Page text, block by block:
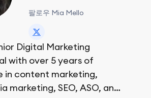
팔로우 Mia Mello
Digital Marketing
with over 5 years of
in content marketing,
marketing, SEO, ASO, and